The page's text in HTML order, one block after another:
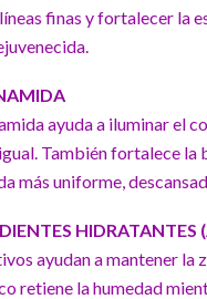
finas y fortalecer la
ayuda a iluminar el
También fortalece la
más uniforme,
ayudan a mantener
retiene la humedad